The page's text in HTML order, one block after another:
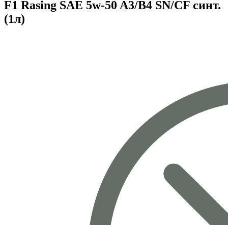
F1 Rasing SAE 5w-50 A3/B4 SN/CF синт.
(1л)